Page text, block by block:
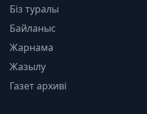
Біз туралы
Байланыс
Жарнама
Жазылу
Газет архиві